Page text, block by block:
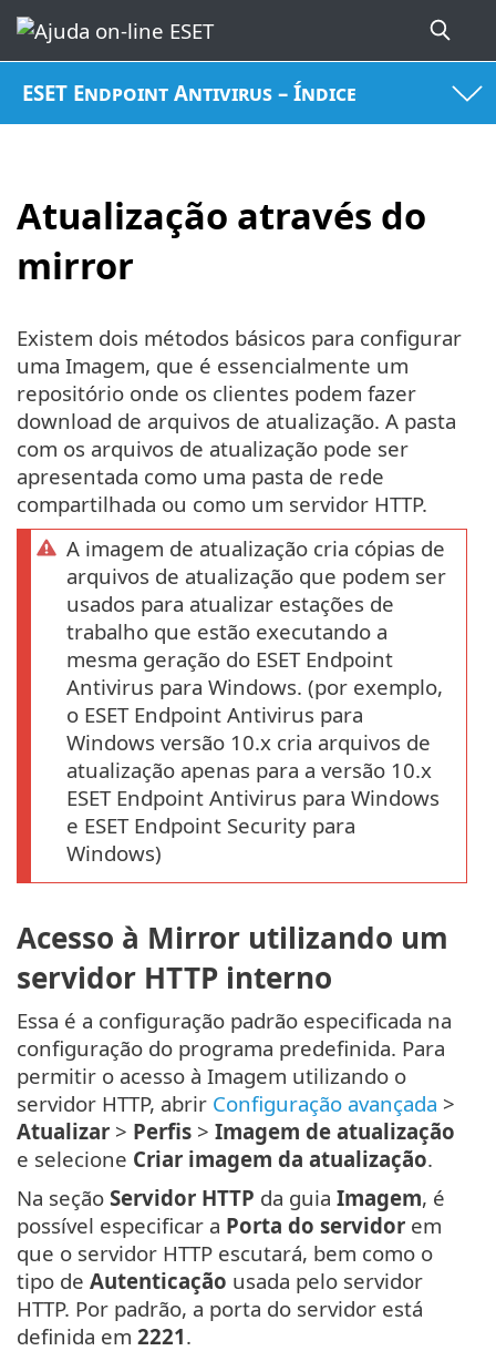
ESET Endpoint Antivirus – Índice
Atualização através do
mirror
Existem dois métodos básicos para configurar
uma Imagem, que é essencialmente um
repositório onde os clientes podem fazer
download de arquivos de atualização. A pasta
com os arquivos de atualização pode ser
apresentada como uma pasta de rede
compartilhada ou como um servidor HTTP.
A imagem de atualização cria cópias de
arquivos de atualização que podem ser
usados para atualizar estações de
trabalho que estão executando a
mesma geração do ESET Endpoint
Antivirus para Windows. (por exemplo,
o ESET Endpoint Antivirus para
Windows versão 10.x cria arquivos de
atualização apenas para a versão 10.x
ESET Endpoint Antivirus para Windows
e ESET Endpoint Security para
Windows)
Acesso à Mirror utilizando um
servidor HTTP interno
Essa é a configuração padrão especificada na
configuração do programa predefinida. Para
permitir o acesso à Imagem utilizando o
servidor HTTP, abrir Configuração avançada >
Atualizar > Perfis > Imagem de atualização
e selecione Criar imagem da atualização.
Na seção Servidor HTTP da guia Imagem, é
possível especificar a Porta do servidor em
que o servidor HTTP escutará, bem como o
tipo de Autenticação usada pelo servidor
HTTP. Por padrão, a porta do servidor está
definida em 2221.